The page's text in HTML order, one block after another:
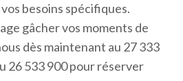
besoins spécifiques.
gâcher vos moments de
dès maintenant au 27 333
26 533 900 pour réserver